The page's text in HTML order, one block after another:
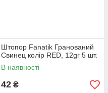
Штопор Fanatik Гранований
Свинец колір RED, 12gr 5 шт.
В наявності
42 ₴